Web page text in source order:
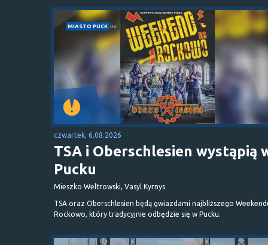
MIASTO PUCK
czwartek, 6.08.2026
TSA i Oberschlesien wystąpią
Pucku
Mieszko Weltrowski, Vasyl Kyrnys
TSA oraz Oberschlesien będą gwiazdami najbliższego
Rockowo, który tradycyjnie odbędzie się w Pucku.